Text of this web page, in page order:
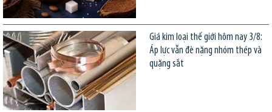
Giá kim loại thế giới hôm nay 3/8:
Áp lực vẫn đè nặng nhóm thép và
quặng sắt